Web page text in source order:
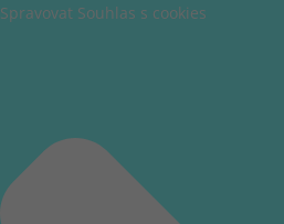
Spravovat Souhlas s cookies